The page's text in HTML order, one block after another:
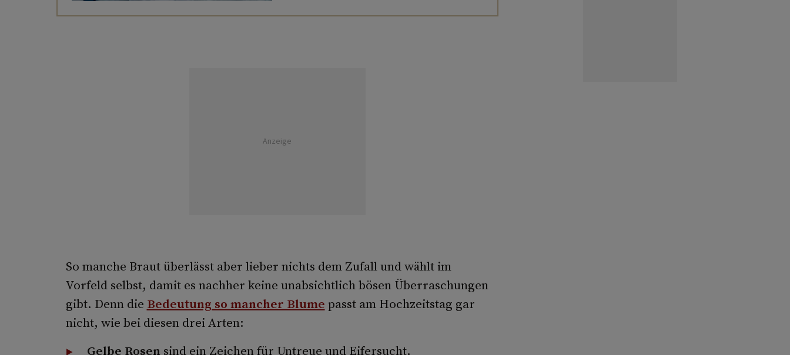
Anzeige
So manche Braut überlässt aber lieber nichts dem Zufall und wählt im
Vorfeld selbst, damit es nachher keine unabsichtlich bösen Überraschungen
gibt. Denn die Bedeutung so mancher Blume passt am Hochzeitstag gar
nicht, wie bei diesen drei Arten:
Gelbe Rosensind ein Zeichen für Untreue und Eifersucht.